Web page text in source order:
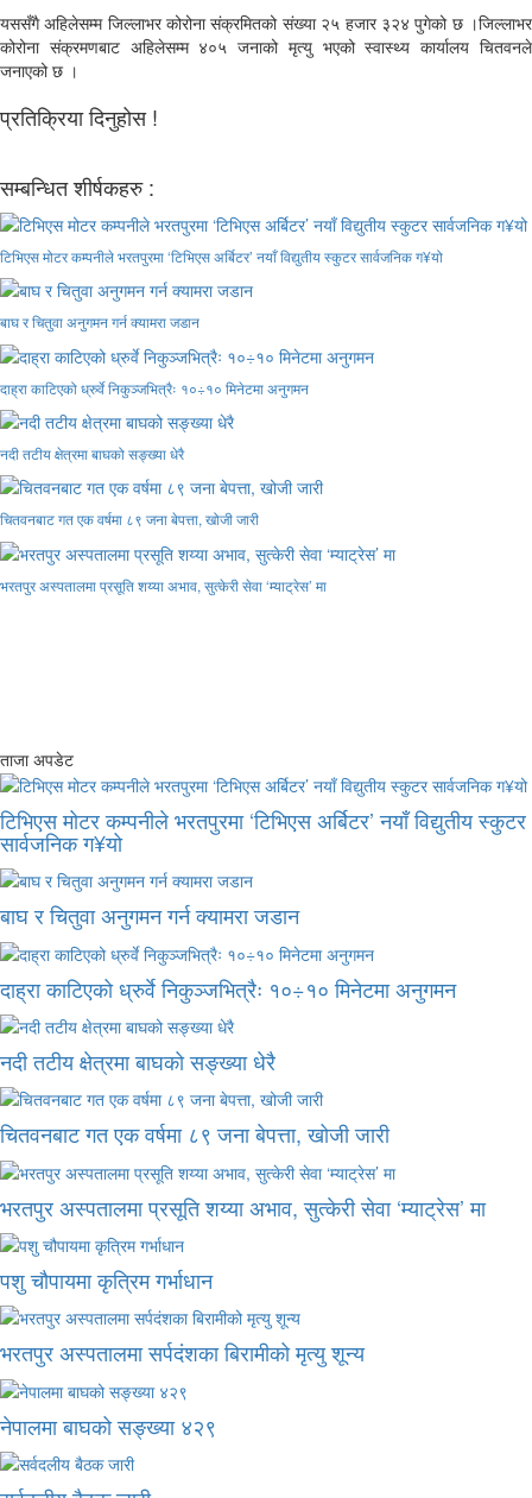
यससँगै अहिलेसम्म जिल्लाभर कोरोना संक्रमितको संख्या २५ हजार ३२४ पुगेको छ ।जिल्लाभर
कोरोना संक्रमणबाट अहिलेसम्म ४०५ जनाको मृत्यु भएको स्वास्थ्य कार्यालय चितवनले
जनाएको छ ।
प्रतिक्रिया दिनुहोस !
सम्बन्धित शीर्षकहरु :
टिभिएस मोटर कम्पनीले भरतपुरमा ‘टिभिएस अर्बिटर’ नयाँ विद्युतीय स्कुटर सार्वजनिक ग¥यो
बाघ र चितुवा अनुगमन गर्न क्यामरा जडान
दाह्रा काटिएको ध्रुर्वे निकुञ्जभित्रैः १०÷१० मिनेटमा अनुगमन
नदी तटीय क्षेत्रमा बाघको सङ्ख्या धेरै
चितवनबाट गत एक वर्षमा ८९ जना बेपत्ता, खोजी जारी
भरतपुर अस्पतालमा प्रसूति शय्या अभाव, सुत्केरी सेवा ‘म्याट्रेस’ मा
ताजा अपडेट
टिभिएस मोटर कम्पनीले भरतपुरमा ‘टिभिएस अर्बिटर’ नयाँ विद्युतीय स्कुटर
सार्वजनिक ग¥यो
बाघ र चितुवा अनुगमन गर्न क्यामरा जडान
दाह्रा काटिएको ध्रुर्वे निकुञ्जभित्रैः १०÷१० मिनेटमा अनुगमन
नदी तटीय क्षेत्रमा बाघको सङ्ख्या धेरै
चितवनबाट गत एक वर्षमा ८९ जना बेपत्ता, खोजी जारी
भरतपुर अस्पतालमा प्रसूति शय्या अभाव, सुत्केरी सेवा ‘म्याट्रेस’ मा
पशु चौपायमा कृत्रिम गर्भाधान
भरतपुर अस्पतालमा सर्पदंशका बिरामीको मृत्यु शून्य
नेपालमा बाघको सङ्ख्या ४२९